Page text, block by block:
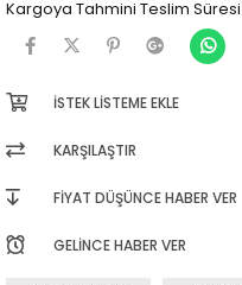
Kargoya Tahmini Teslim Süresi
İSTEK LISTEME EKLE
KARŞILAŞTIR
FIYAT DÜŞÜNCE HABER VER
GELINCE HABER VER